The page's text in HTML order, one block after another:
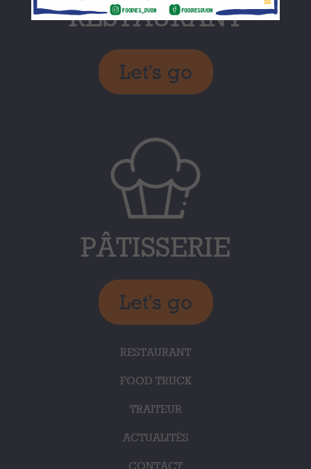
RESTAURANT
Let's go
PÂTISSERIE
Let's go
RESTAURANT
FOOD TRUCK
TRAITEUR
ACTUALITÉS
CONTACT